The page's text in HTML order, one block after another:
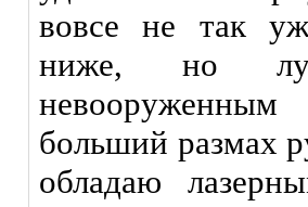
вовсе не так
ниже, но
больший размах
обладаю